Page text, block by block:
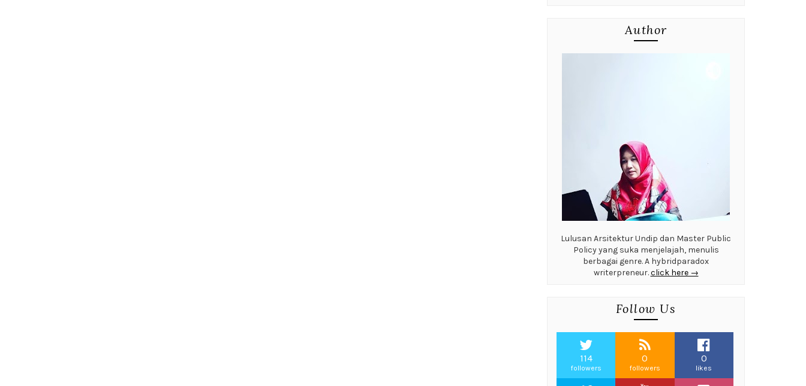
Author
Lulusan Arsitektur Undip dan Master Public
Policy yang suka menjelajah, menulis
berbagai genre. A hybridparadox
writerpreneur.click here →
Follow Us
114
followers
0
followers
0
likes